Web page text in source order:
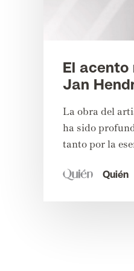
El
Jan
La obra del
ha sido
tanto por la
Quién